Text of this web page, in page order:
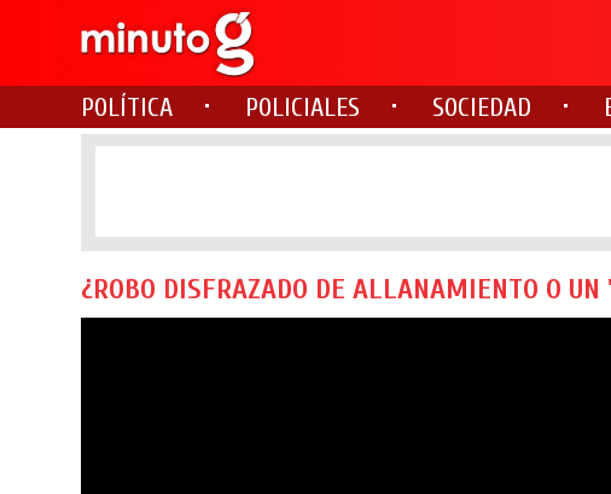
POLÍTICA POLICIALES SOCIEDAD
¿ROBO DISFRAZADO DE ALLANAMIENTO O UN